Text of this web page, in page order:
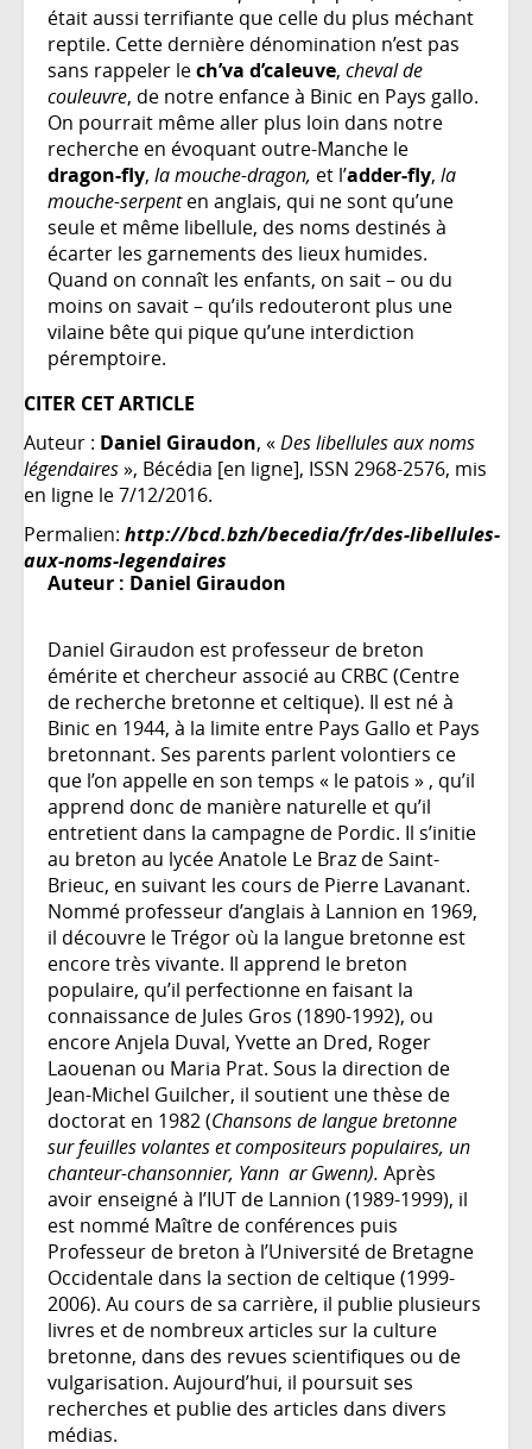
était aussi terrifiante que celle du plus méchant
reptile. Cette dernière dénomination n’est pas
sans rappeler lech’va d’caleuve, cheval de
couleuvre, de notre enfance à Binic en Pays gallo.
On pourrait même aller plus loin dans notre
recherche en évoquant outre-Manche le
dragon-fly, la mouche-dragon, et l’adder-fly, la
mouche-serpenten anglais, qui ne sont qu’une
seule et même libellule, des noms destinés à
écarter les garnements des lieux humides.
Quand on connaît les enfants, on sait – ou du
moins on savait – qu’ils redouteront plus une
vilaine bête qui pique qu’une interdiction
péremptoire.
CITER CET ARTICLE
Auteur : Daniel Giraudon, «Des libellules aux noms
légendaires», Bécédia [en ligne], ISSN 2968-2576, mis
en ligne le 7/12/2016.
Permalien: http://bcd.bzh/becedia/fr/des-libellules-
aux-noms-legendaires
Auteur : Daniel Giraudon
Daniel Giraudon est professeur de breton
émérite et chercheur associé au CRBC (Centre
de recherche bretonne et celtique). Il est né à
Binic en 1944, à la limite entre Pays Gallo et Pays
bretonnant. Ses parents parlent volontiers ce
que l’on appelle en son temps « le patois » , qu’il
apprend donc de manière naturelle et qu’il
entretient dans la campagne de Pordic. Il s’initie
au breton au lycée Anatole Le Braz de Saint-
Brieuc, en suivant les cours de Pierre Lavanant.
Nommé professeur d’anglais à Lannion en 1969,
il découvre le Trégor où la langue bretonne est
encore très vivante. Il apprend le breton
populaire, qu’il perfectionne en faisant la
connaissance de Jules Gros (1890-1992), ou
encore Anjela Duval, Yvette an Dred, Roger
Laouenan ou Maria Prat. Sous la direction de
Jean-Michel Guilcher, il soutient une thèse de
doctorat en 1982 (Chansons de langue bretonne
sur feuilles volantes et compositeurs populaires, un
chanteur-chansonnier, Yann ar Gwenn). Après
avoir enseigné à l’IUT de Lannion (1989-1999), il
est nommé Maître de conférences puis
Professeur de breton à l’Université de Bretagne
Occidentale dans la section de celtique (1999-
2006). Au cours de sa carrière, il publie plusieurs
livres et de nombreux articles sur la culture
bretonne, dans des revues scientifiques ou de
vulgarisation. Aujourd’hui, il poursuit ses
recherches et publie des articles dans divers
médias.